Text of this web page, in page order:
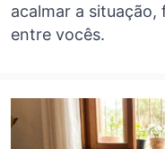
acalmar a
entre vocês.